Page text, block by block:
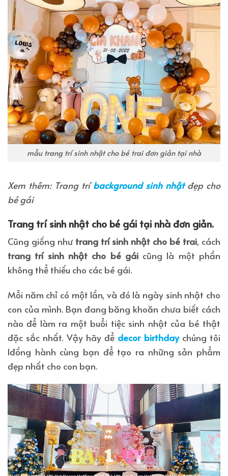
mẫu trang trí sinh nhật cho bé trai đơn giản tại nhà
Xem thêm: Trang tríbackground sinh nhật đẹp cho
bé gái
Trang trí sinh nhật cho bé gái tại nhà đơn giản.
Cũng giống như trang trí sinh nhật cho bé trai, cách
trang trí sinh nhật cho bé gáicũng là một phần
không thể thiếu cho các bé gái.
Mỗi năm chỉ có một lần, và đó là ngày sinh nhật cho
con của mình. Bạn đang băng khoăn chưa biết cách
nào để làm ra một buổi tiệc sinh nhật của bé thật
đặc sắc nhất. Vậy hãy để decor birthdaychúng tôi
lđồng hành cùng bạn để tạo ra những sản phẩm
đẹp nhất cho con bạn.